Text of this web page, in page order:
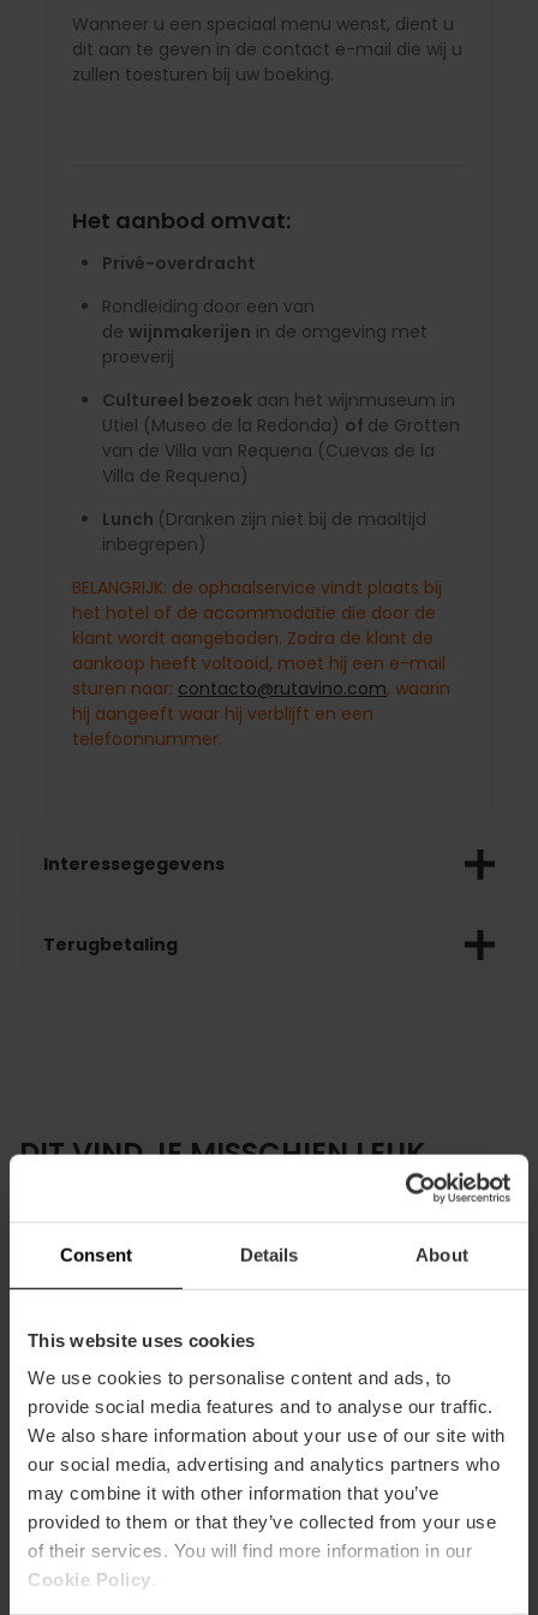
Consent Details About
This website uses cookies
We use cookies to personalise content and ads, to
provide social media features and to analyse our traffic.
We also share information about your use of our site with
our social media, advertising and analytics partners who
may combine it with other information that you’ve
provided to them or that they’ve collected from your use
of their services. You will find more information in our
Cookie Policy
Wanneer u een speciaal menu wenst, dient u
dit aan te geven in de contact e-mail die wij u
zullen toesturen bij uw boeking.
Het aanbod omvat:
Privé-overdracht
Rondleiding door een van
de wijnmakerijen in de omgeving met
proeverij
Cultureel bezoek aan het wijnmuseum in
Utiel (Museo de la Redonda) of de Grotten
van de Villa van Requena (Cuevas de la
Villa de Requena)
Lunch (Dranken zijn niet bij de maaltijd
inbegrepen)
BELANGRIJK: de ophaalservice vindt plaats bij
het hotel of de accommodatie die door de
klant wordt aangeboden. Zodra de klant de
aankoop heeft voltooid, moet hij een e-mail
sturen naar: contacto@rutavino.com, waarin
hij aangeeft waar hij verblijft en een
telefoonnummer.
Interessegegevens
Terugbetaling
DIT VIND JE MISSCHIEN LEUK